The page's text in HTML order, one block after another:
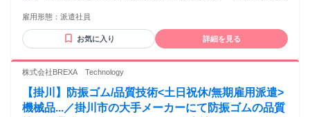
ャリアアップしたい方 ・フリーターから正社員を目指してい
る方 ・異業種からの転職でチャレンジしたい方 （飲食・販
売・製造業出身の方が活躍中！）
雇用形態： 派遣社員
お気に入り 詳細を見る
株式会社BREXA Technology
【掛川】防振ゴム/品質技術<土日祝休/無期雇用派遣>
機械品...／掛川市の大手メーカーにて防振ゴムの品質